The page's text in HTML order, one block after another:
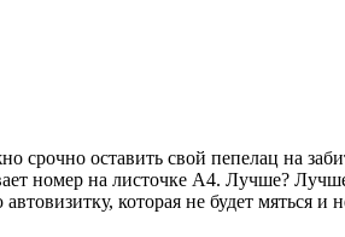
срочно оставить свой пепелац на
номер на листочке А4. Лучше?
которая не будет мяться и